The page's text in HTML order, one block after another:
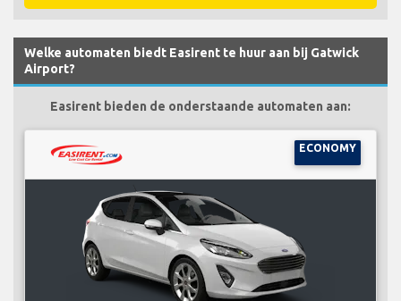
Welke automaten biedt Easirent te huur aan bij Gatwick
Airport?
Easirent bieden de onderstaande automaten aan:
ECONOMY